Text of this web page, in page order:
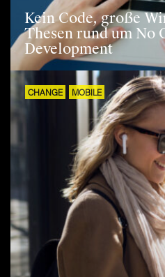
Kein Code, große
Thesen rund um No
Development
CHANGE MOBILE